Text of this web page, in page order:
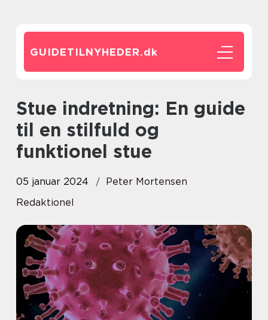
GUIDETILNYHEDER.dk
Stue indretning: En guide
til en stilfuld og
funktionel stue
05 januar 2024
Peter Mortensen
Redaktionel